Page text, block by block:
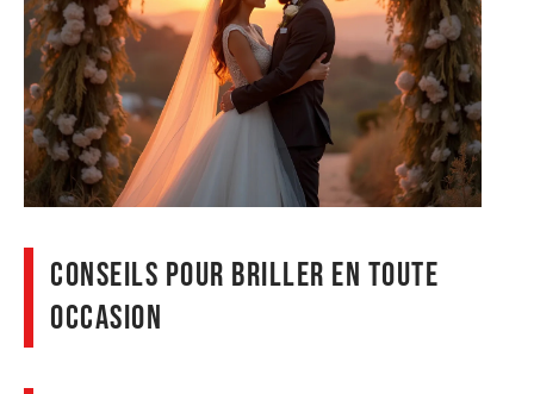
Conseils pour briller en toute
occasion